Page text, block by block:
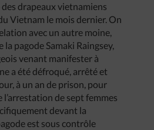
des drapeaux vietnamiens
Vietnam le mois dernier. On
avec un autre moine,
la pagode Samaki Raingsey,
venant manifester à
a été défroqué, arrêté et
à un an de prison, pour
de sept femmes
devant la
est sous contrôle